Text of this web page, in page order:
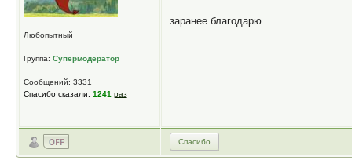
Любопытный
Группа: Супермодератор
Сообщений: 3331
Спасибо сказали: 1241 раз
заранее благодарю
Спасибо